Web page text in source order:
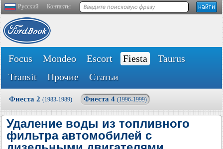
Русский Контакты
Focus Mondeo Escort Fiesta
Taurus
Transit
Прочие Статьи
Фиеста 2 (1983-1989) Фиеста 4 (1996-1999)
Удаление воды из топливного
фильтра автомобилей с